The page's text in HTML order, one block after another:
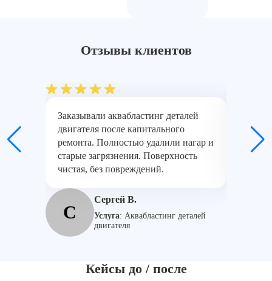
Отзывы клиентов
Заказывали аквабластинг деталей
двигателя после капитального
ремонта. Полностью удалили нагар и
старые загрязнения. Поверхность
чистая, без повреждений.
С
Сергей В.
Услуга: Аквабластинг деталей
двигателя
Кейсы до / после